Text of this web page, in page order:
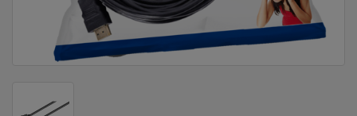
ENERGIJA
KLIMATIZACIJA